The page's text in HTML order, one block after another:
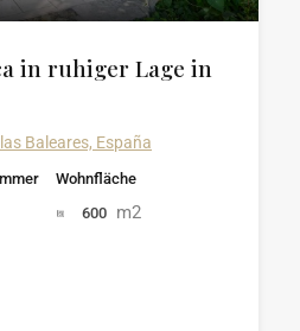
in ruhiger Lage in
Baleares, España
Wohnfläche
600 m2